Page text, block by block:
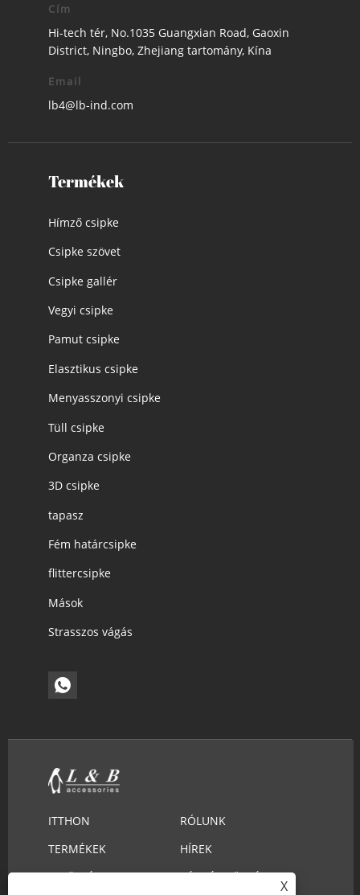
Cím
Hi-tech tér, No.1035 Guangxian Road, Gaoxin
District, Ningbo, Zhejiang tartomány, Kína
Email
lb4@lb-ind.com
Termékek
Hímző csipke
Csipke szövet
Csipke gallér
Vegyi csipke
Pamut csipke
Elasztikus csipke
Menyasszonyi csipke
Tüll csipke
Organza csipke
3D csipke
tapasz
Fém határcsipke
flittercsipke
Mások
Strasszos vágás
ITTHON
RÓLUNK
TERMÉKEK
HÍREK
LETÖLTÉS
KÉRDÉS KÜLDÉSE
X